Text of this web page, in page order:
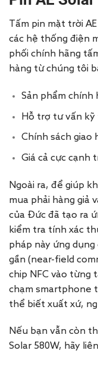
Tấm pin mặt trời
các hệ thống điện
phối chính hãng
hàng từ chúng tôi
Sản phẩm chính
Hỗ trợ tư vấn
Chính sách giao
Giá cả cực cạnh
Ngoài ra, để giúp
mua phải hàng giả
của Đức đã tạo ra
kiểm tra tính xác
pháp này ứng
gần (near-field
chip NFC vào từng
chạm smartphone
thể biết xuất xứ,
Nếu bạn vẫn còn
Solar 580W, hãy